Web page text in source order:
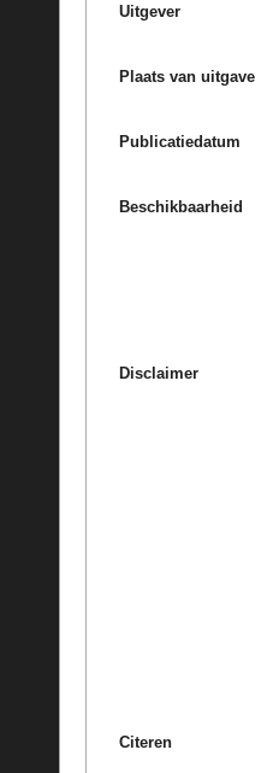
Uitgever
Plaats van uitgave
Publicatiedatum
Beschikbaarheid
Disclaimer
Citeren